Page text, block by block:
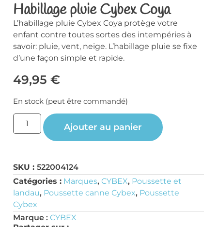
Habillage pluie Cybex Coya
L’habillage pluie Cybex Coya protège votre
enfant contre toutes sortes des intempéries à
savoir: pluie, vent, neige. L’habillage pluie se fixe
d’une façon simple et rapide.
49,95 €
En stock (peut être commandé)
Ajouter au panier
SKU : 522004124
Catégories : Marques, CYBEX, Poussette et
landau, Poussette canne Cybex, Poussette
Cybex
Marque : CYBEX